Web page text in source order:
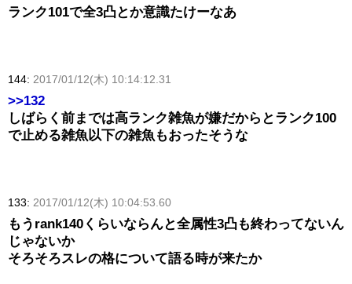
ランク101で全3凸とか意識たけーなあ
144: 2017/01/12(木) 10:14:12.31
>>132
しばらく前までは高ランク雑魚が嫌だからとランク100
で止める雑魚以下の雑魚もおったそうな
133: 2017/01/12(木) 10:04:53.60
もうrank140くらいならんと全属性3凸も終わってないん
じゃないか
そろそろスレの格について語る時が来たか